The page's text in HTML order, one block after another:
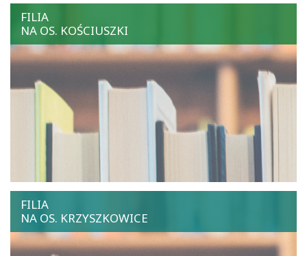
FILIA
NA OS. KOŚCIUSZKI
FILIA
NA OS. KRZYSZKOWICE